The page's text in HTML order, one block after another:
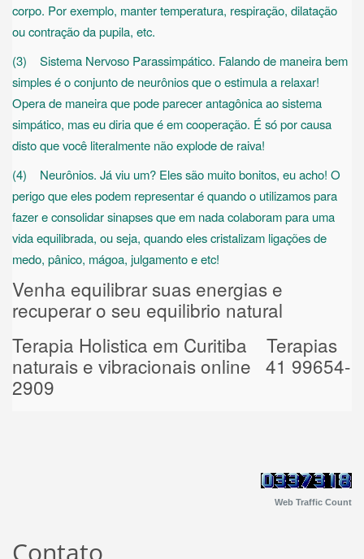
corpo. Por exemplo, manter temperatura, respiração, dilatação
ou contração da pupila, etc.
(3) Sistema Nervoso Parassimpático. Falando de maneira bem
simples é o conjunto de neurônios que o estimula a relaxar!
Opera de maneira que pode parecer antagônica ao sistema
simpático, mas eu diria que é em cooperação. É só por causa
disto que você literalmente não explode de raiva!
(4) Neurônios. Já viu um? Eles são muito bonitos, eu acho! O
perigo que eles podem representar é quando o utilizamos para
fazer e consolidar sinapses que em nada colaboram para uma
vida equilibrada, ou seja, quando eles cristalizam ligações de
medo, pânico, mágoa, julgamento e etc!
Venha equilibrar suas energias e
recuperar o seu equilibrio natural
Terapia Holistica em Curitiba Terapias
naturais e vibracionais online 41 99654-
2909
Web Traffic Count
Contato